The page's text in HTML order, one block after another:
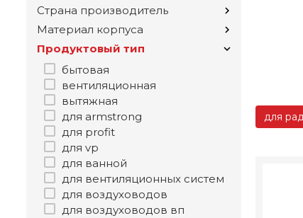
Страна производитель
Материал корпуса
Продуктовый тип
бытовая
вентиляционная
вытяжная
для armstrong
для profit
для vp
для ванной
для вентиляционных систем
для воздуховодов
для воздуховодов вп
для